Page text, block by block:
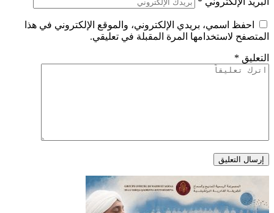
احفظ اسمي، بريدي الإلكتروني، والموقع الإلكتروني في هذا
المتصفح لاستخدامها المرة المقبلة في تعليقي.
التعليق *